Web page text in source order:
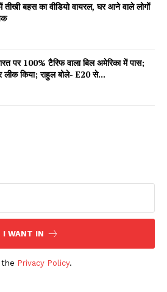
News on AIN
बहस का वीडियो वायरल, घर आने वाले लोगों
100% टैरिफ वाला बिल अमेरिका में पास;
किया; राहुल बोले- E20 से...
I WANT IN
the Privacy Policy.